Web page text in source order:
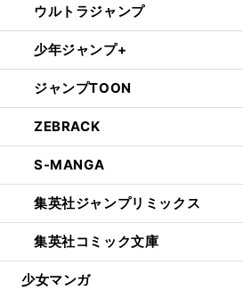
ウルトラジャンプ
少年ジャンプ+
ジャンプTOON
ZEBRACK
S-MANGA
集英社ジャンプリミックス
集英社コミック文庫
少女マンガ